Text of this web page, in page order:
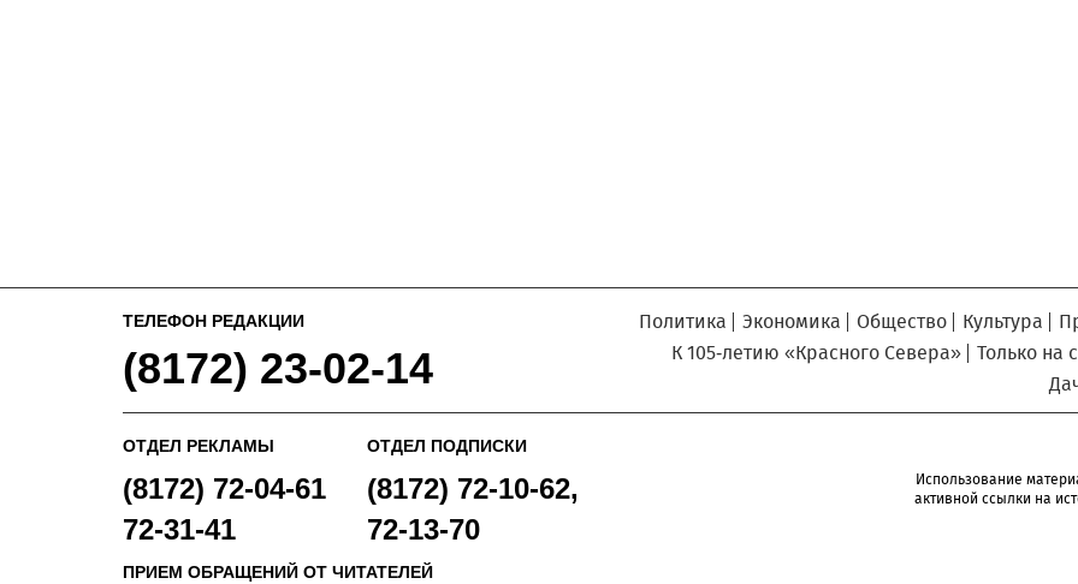
ТЕЛЕФОН РЕДАКЦИИ
(8172) 23-02-14
Политика Экономика Общество Культура
К 105-летию «Красного Севера»
Только на
ОТДЕЛ РЕКЛАМЫ
(8172) 72-04-61
72-31-41
ОТДЕЛ ПОДПИСКИ
(8172) 72-10-62,
72-13-70
ПРИЕМ ОБРАЩЕНИЙ ОТ ЧИТАТЕЛЕЙ
Использование
активной ссылки на